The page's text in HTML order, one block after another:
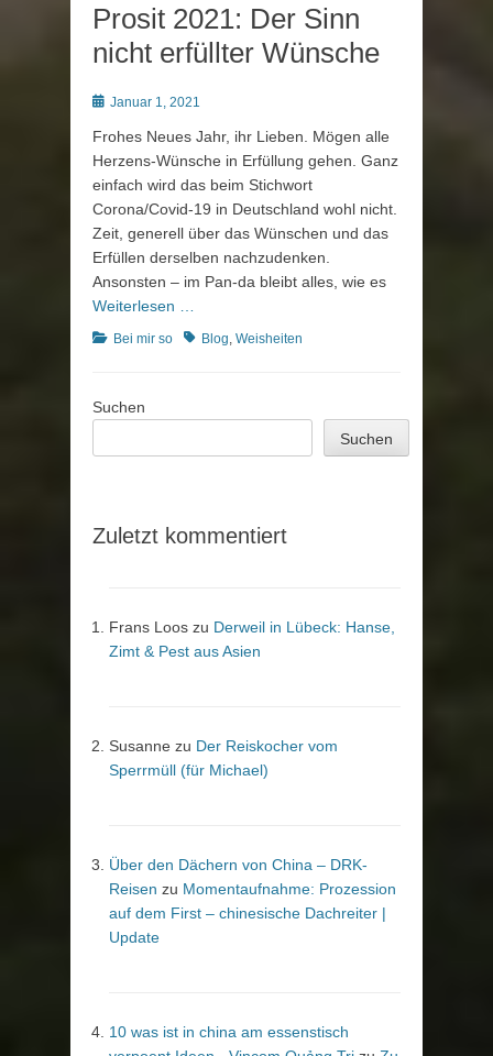
Prosit 2021: Der Sinn
nicht erfüllter Wünsche
Posted
Januar 1, 2021
Frohes Neues Jahr, ihr Lieben. Mögen alle
Herzens-Wünsche in Erfüllung gehen. Ganz
einfach wird das beim Stichwort
Corona/Covid-19 in Deutschland wohl nicht.
Zeit, generell über das Wünschen und das
Erfüllen derselben nachzudenken.
Ansonsten – im Pan-da bleibt alles, wie es
Weiterlesen …
Kategorien
Bei mir so Schlagworte
Blog Weisheiten
Suchen
Suchen
Zuletzt kommentiert
Frans Loos zu Derweil in Lübeck: Hanse,
Zimt & Pest aus Asien
Susanne zu Der Reiskocher vom
Sperrmüll (für Michael)
Über den Dächern von China – DRK-
Reisen zu Momentaufnahme: Prozession
auf dem First – chinesische Dachreiter |
Update
10 was ist in china am essenstisch